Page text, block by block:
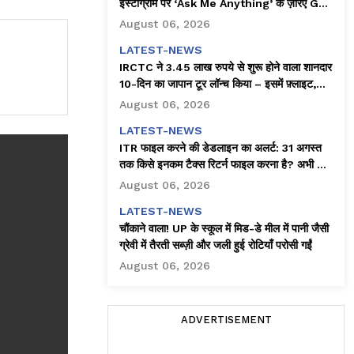
इंस्टाग्राम पर ‘Ask Me Anything’ के ज़रिए Gen
Z से जुड़ने की कोशिश की!
August 06, 2026
LATEST-NEWS
IRCTC ने 3.45 लाख रुपये से शुरू होने वाला शानदार
10-दिन का जापान टूर लॉन्च किया – इसमें फ़्लाइट,
होटल और बहुत कुछ शामिल है!
August 06, 2026
LATEST-NEWS
ITR फाइल करने की डेडलाइन का अलर्ट: 31 अगस्त
तक किसे इनकम टैक्स रिटर्न फाइल करना है? अभी चेक
करें!
August 06, 2026
LATEST-NEWS
चौंकाने वाला! UP के स्कूल में मिड-डे मील में पानी जैसी
ग्रेवी में तैरती सब्ज़ी और जली हुई रोटियाँ परोसी गईं
August 06, 2026
ADVERTISEMENT